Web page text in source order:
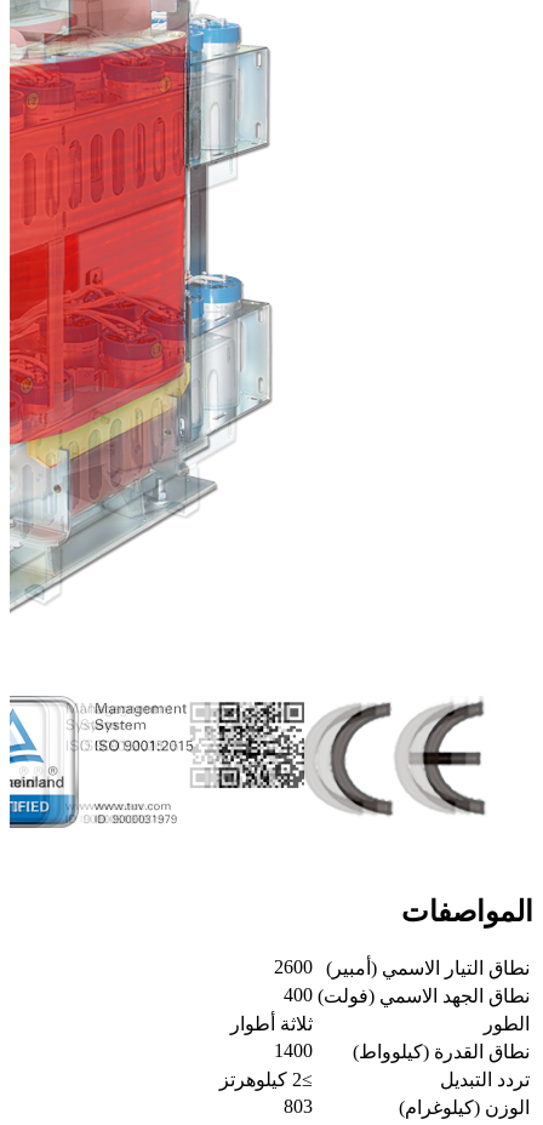
المواصفات
نطاق التيار الاسمي (أمبير)
2600
نطاق الجهد الاسمي (فولت) 400
الطور
ثلاثة أطوار
نطاق القدرة (كيلوواط)
1400
تردد التبديل
≥2 كيلوهرتز
الوزن (كيلوغرام)
803